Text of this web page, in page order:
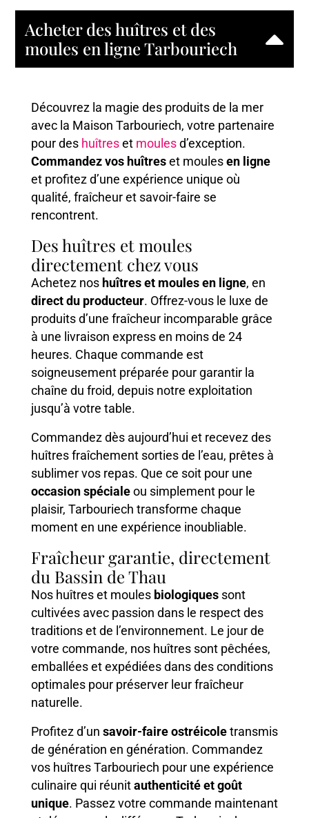
Acheter des huîtres et des
moules en ligne Tarbouriech
Découvrez la magie des produits de la mer
avec la Maison Tarbouriech, votre partenaire
pour des huîtreset moulesd’exception.
Commandez vos huîtreset moulesen ligne
et profitez d’une expérience unique où
qualité, fraîcheur et savoir-faire se
rencontrent.
Des huîtres et moules
directement chez vous
Achetez nos huîtres et moules en ligne, en
direct du producteur. Offrez-vous le luxe de
produits d’une fraîcheur incomparable grâce
à une livraison express en moins de 24
heures. Chaque commande est
soigneusement préparée pour garantir la
chaîne du froid, depuis notre exploitation
jusqu’à votre table.
Commandez dès aujourd’hui et recevez des
huîtres fraîchement sorties de l’eau, prêtes à
sublimer vos repas. Que ce soit pour une
occasion spécialeou simplement pour le
plaisir, Tarbouriech transforme chaque
moment en une expérience inoubliable.
Fraîcheur garantie, directement
du Bassin de Thau
Nos huîtres et moules biologiquessont
cultivées avec passion dans le respect des
traditions et de l’environnement. Le jour de
votre commande, nos huîtres sont pêchées,
emballées et expédiées dans des conditions
optimales pour préserver leur fraîcheur
naturelle.
Profitez d’un savoir-faire ostréicoletransmis
de génération en génération. Commandez
vos huîtres Tarbouriech pour une expérience
culinaire qui réunitauthenticité et goût
unique. Passez votre commande maintenant